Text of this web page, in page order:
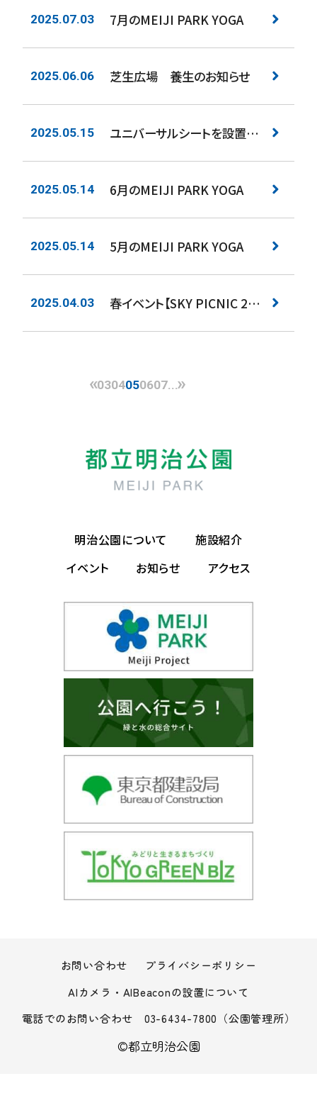
2025.07.03 7月のMEIJI PARK YOGA
2025.06.06 芝生広場 養生のお知らせ
2025.05.15 ユニバーサルシートを設置しました
2025.05.14 6月のMEIJI PARK YOGA
2025.05.14 5月のMEIJI PARK YOGA
2025.04.03 春イベント【SKY PICNIC 2025】開催
«0304050607...»
明治公園について
施設紹介
イベント
お知らせ アクセス
お問い合わせ
プライバシーポリシー
AIカメラ・AIBeaconの設置について
電話でのお問い合わせ 03-6434-7800 （公園管理所）
©︎都立明治公園